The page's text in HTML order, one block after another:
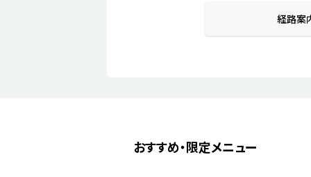
経路案
おすすめ・限定メニュー